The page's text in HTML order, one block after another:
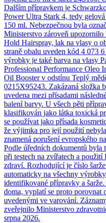
Dalším přípravkem je
Power Ultra Stark 4, tedy
150 ml. Nebezpečnou byla
Ministerstvo zároveň
Hold Hairspray, lak na vlasy o
straně obalu uveden kód 4 073
výrobky je také barva na vlasy
Professional Performance Oleo
Oil Booster v odstínu Teplý
0215X95243. Zakázaná složka
uvedena mezi přísadami
balení barvy. U všech pěti
klasifikován jako látka toxická
se používat jako přísada
že výjimka pro její použití
znamená porušení evropského
Podle úředních dokumentů byla
při testech na zvířatech a
zdraví. Rozhodující je číslo
automaticky na všechny
identifikované přípravky a
doma, vyplatí se proto porovnat
uvedenými ve varování.
zveřejnilo Ministerstvo
srpna 2026.